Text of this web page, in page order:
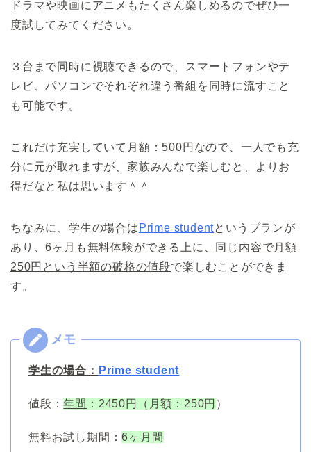
ドラマや映画にアニメもたくさん楽しめるのでぜひ一
度試してみてください。
３台まで同時に視聴できるので、スマートフォンやテ
レビ、パソコンでそれぞれ違う番組を同時に流すこと
も可能です。
これだけ充実していて月額：500円なので、一人でも充
分に元が取れますが、家族みんなで楽しむと、よりお
得だなと私は思います＾＾
ちなみに、学生の場合は Prime studentというプランが
あり、6ヶ月も無料体験ができる上に、同じ内容で月額
250円という半額の破格の値段で楽しむことができま
す。
学生の場合： Prime student
値段：年間 ：2450円（月額：250円 ）
無料お試し期間：6ヶ月間